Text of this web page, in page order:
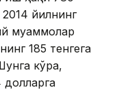
йилнинг
муаммолар
185 тенгега
кўра,